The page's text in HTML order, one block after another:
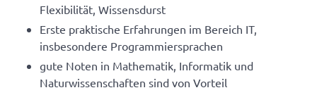
Flexibilität, Wissensdurst
Erste praktische Erfahrungen im Bereich IT,
insbesondere Programmiersprachen
gute Noten in Mathematik, Informatik und
Naturwissenschaften sind von Vorteil